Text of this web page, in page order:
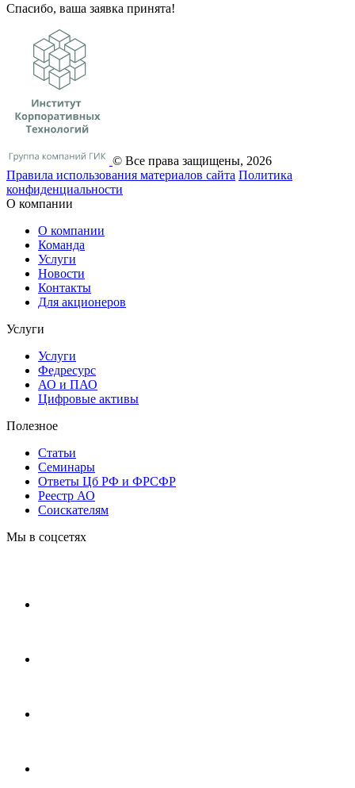
Спасибо, ваша заявка принята!
© Все права защищены, 2026
Правила использования материалов сайта Политика
конфиденциальности
О компании
О компании
Команда
Услуги
Новости
Контакты
Для акционеров
Услуги
Услуги
Федресурс
АО и ПАО
Цифровые активы
Полезное
Статьи
Cеминары
Ответы Цб РФ и ФРСФР
Реестр АО
Соискателям
Мы в соцсетях